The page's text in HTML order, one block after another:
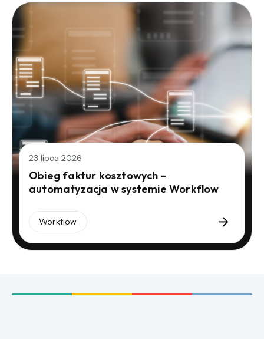
23 lipca 2026
Obieg faktur kosztowych –
automatyzacja w systemie Workflow
Workflow